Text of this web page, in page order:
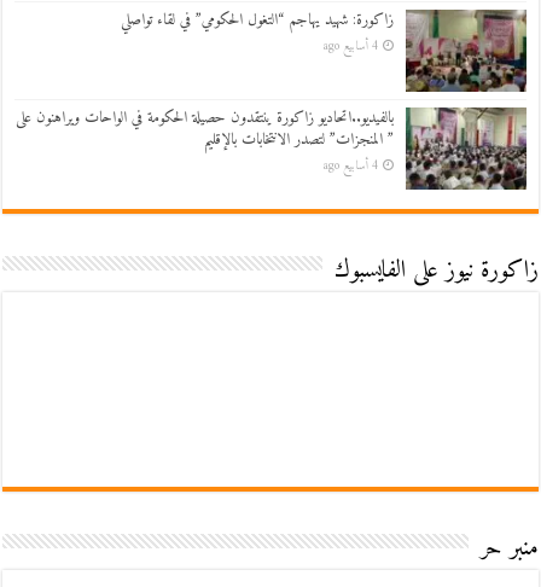
زاكورة: شهيد يهاجم “التغول الحكومي” في لقاء تواصلي
4 أسابيع ago
بالفيديو..اتحاديو زاكورة ينتقدون حصيلة الحكومة في الواحات ويراهنون على
” المنجزات” لتصدر الانتخابات بالإقليم
4 أسابيع ago
زاكورة نيوز على الفايسبوك
منبر حر